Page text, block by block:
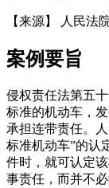
【来源】 人民法
案例要旨
侵权责任法第五
标准的机动车，
承担连带责任。
标准机动车”的认
件时，就可认定
事责任，而并不